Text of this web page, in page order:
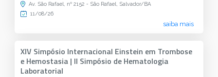
Av. São Rafael, nº 2152 - São Rafael, Salvador/BA
11/08/26
saiba mais
XIV Simpósio Internacional Einstein em Trombose
e Hemostasia | II Simpósio de Hematologia
Laboratorial